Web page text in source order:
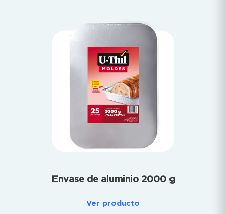
Envase de aluminio 2000 g
Ver producto